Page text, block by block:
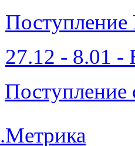
Поступление
27.12 -
Поступление